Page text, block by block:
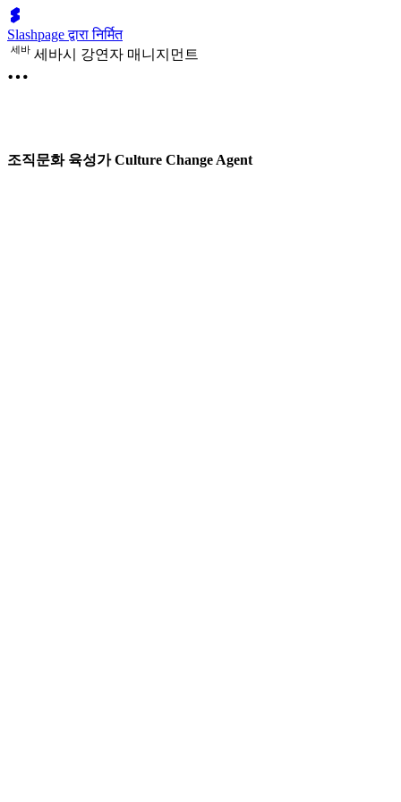
Slashpage द्वारा निर्मित
세바 세바시 강연자 매니지먼트
조직문화 육성가 Culture Change Agent